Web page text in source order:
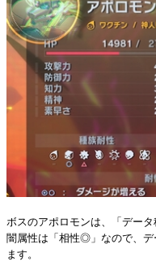
ボスのアポロモンは、「デー
闇属性は「相性◎」なので、
ます。